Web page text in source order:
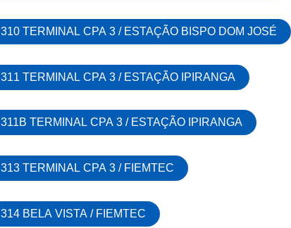
310 TERMINAL CPA 3 / ESTAÇÃO BISPO DOM JOSÉ
311 TERMINAL CPA 3 / ESTAÇÃO IPIRANGA
311B TERMINAL CPA 3 / ESTAÇÃO IPIRANGA
313 TERMINAL CPA 3 / FIEMTEC
314 BELA VISTA / FIEMTEC